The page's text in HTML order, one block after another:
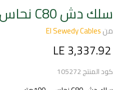
سلك دش C80 نحاس
منEl Sewedy Cables
السعر الحالي
LE 3,337.92
كود المنتج105272